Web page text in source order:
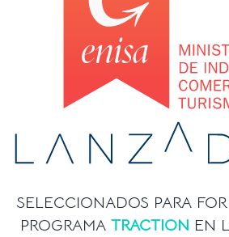
SELECCIONADOS PARA
PROGRAMA TRACTION EN